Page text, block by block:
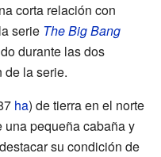
corta relación con
serie The Big Bang
durante las dos
de la serie.
ha) de tierra en el norte
pequeña cabaña y
su condición de